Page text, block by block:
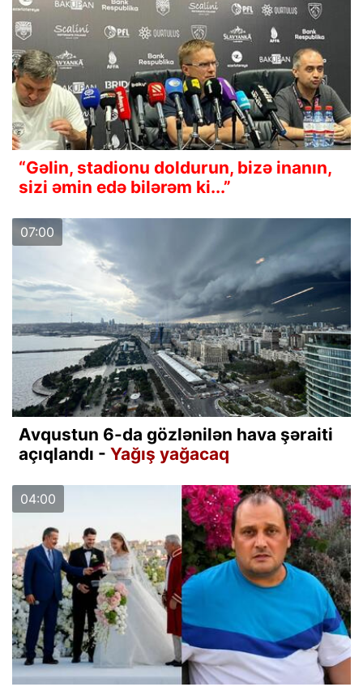
“Gəlin, stadionu doldurun, bizə inanın,
sizi əmin edə bilərəm ki...”
07:00
Avqustun 6-da gözlənilən hava şəraiti
açıqlandı - Yağış yağacaq
04:00